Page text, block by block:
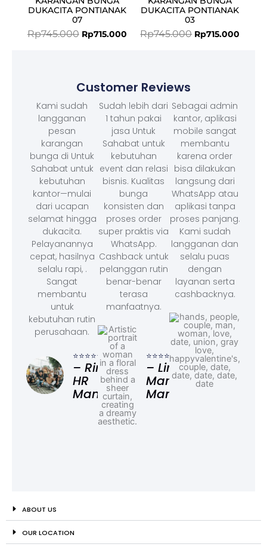
DUKACITA PONTIANAK
07
Rp745.000 Rp715.000
DUKACITA PONTIANAK
03
Rp745.000 Rp715.000
Customer Reviews
Kami sudah
langganan
pesan
karangan
bunga di Untuk
Sahabat untuk
kebutuhan
kantor—mulai
dari ucapan
selamat hingga
dukacita.
Pelayanannya
cepat, hasilnya
selalu rapi, .
Sangat
membantu
untuk
kebutuhan rutin
perusahaan.
⭐⭐⭐⭐⭐
– Rina,
HR
Manager
Sudah lebih dari
1 tahun pakai
jasa Untuk
Sahabat untuk
kebutuhan
event dan relasi
bisnis. Kualitas
bunga
konsisten dan
proses order
super praktis via
WhatsApp.
Cashback untuk
pelanggan rutin
benar-benar
terasa
manfaatnya.
⭐⭐⭐⭐⭐
– Linda,
Marketing
Manager
Sebagai admin
kantor, aplikasi
mobile sangat
membantu
karena order
bisa dilakukan
langsung dari
WhatsApp atau
aplikasi tanpa
proses panjang.
Kami sudah
langganan dan
selalu puas
dengan
layanan serta
cashbacknya.
ABOUT US
OUR LOCATION